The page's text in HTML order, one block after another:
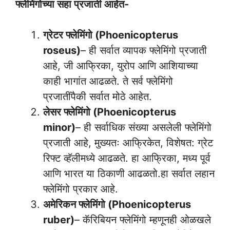
फ्लेमिंगोच्या सहा प्रजाती आहेत-
ग्रेटर फ्लेमिंगो (Phoenicopterus
roseus)– ही सर्वात व्यापक फ्लेमिंगो प्रजाती
आहे, जी आफ्रिका, युरोप आणि आशियाच्या
काही भागांत आढळते. ते सर्व फ्लेमिंगो
प्रजातींपैकी सर्वात मोठे आहेत.
लेसर फ्लेमिंगो (Phoenicopterus
minor)– ही सर्वाधिक संख्या असलेली फ्लेमिंगो
प्रजाती आहे, मुख्यतः आफ्रिकेत, विशेषत: ग्रेट
रिफ्ट व्हॅलीमध्ये आढळते. हा आफ्रिका, मध्य पूर्व
आणि भारत या ठिकाणी आढळतो.हा सर्वात लहान
फ्लेमिंगो प्रकार आहे.
अमेरिकन फ्लेमिंगो (Phoenicopterus
ruber)– कॅरिबियन फ्लेमिंगो म्हणूनही ओळखले